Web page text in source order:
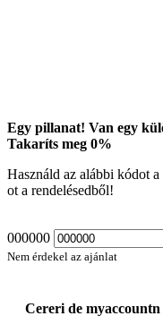
Egy pillanat! Van egy
Takaríts meg 0%
Használd az alábbi kódot
ot a rendelésedből!
000000
Nem érdekel az ajánlat
Cereri de myaccountn